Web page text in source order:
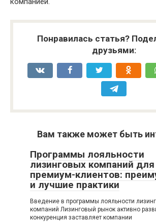
Понравилась статья?
друзьями:
Вам также может быть
Программы лояльности
лизинговых компаний для
премиум-клиентов:
и лучшие практики
Введение в программы лояльности
компаний Лизинговый рынок активно
конкуренция заставляет компании